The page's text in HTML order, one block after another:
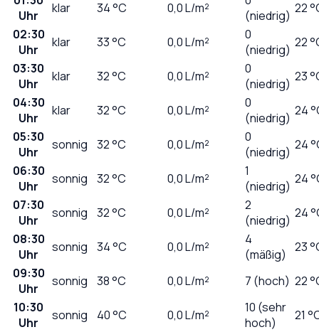
Uhr
klar 34°C 0,0L/m²
(niedrig) 22
02:30
Uhr
klar 33°C 0,0L/m²
0
(niedrig) 22
03:30
Uhr
klar 32°C 0,0L/m²
0
(niedrig) 23
04:30
Uhr
klar 32°C 0,0L/m²
0
(niedrig) 24
05:30
Uhr
sonnig 32°C 0,0L/m²
0
(niedrig) 24
06:30
Uhr
sonnig 32°C 0,0L/m²
1
(niedrig) 24
07:30
Uhr
sonnig 32°C 0,0L/m²
2
(niedrig) 24
08:30
Uhr
sonnig 34°C 0,0L/m²
4
(mäßig)
23
09:30
Uhr
sonnig 38°C 0,0L/m² 7 (hoch) 22
10:30
Uhr
sonnig 40°C 0,0L/m²
10 (sehr
hoch)
21